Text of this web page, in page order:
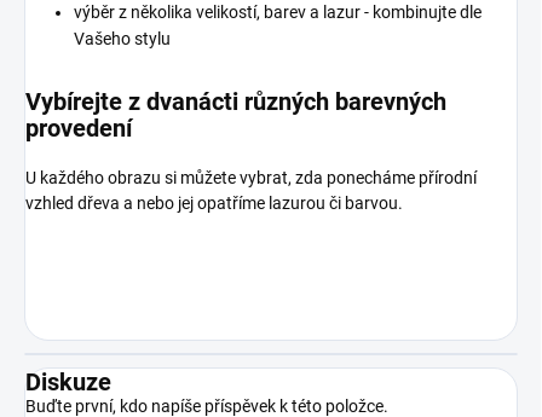
výběr z několika velikostí, barev a lazur - kombinujte dle
Vašeho stylu
Vybírejte z dvanácti různých barevných
provedení
U každého obrazu si můžete vybrat, zda ponecháme přírodní
vzhled dřeva a nebo jej opatříme lazurou či barvou.
Diskuze
Buďte první, kdo napíše příspěvek k této položce.